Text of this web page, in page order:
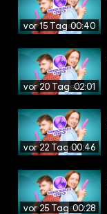
vor 15 Tagen00:40
vor 20 Tagen02:01
vor 22 Tagen00:46
vor 25 Tagen00:28